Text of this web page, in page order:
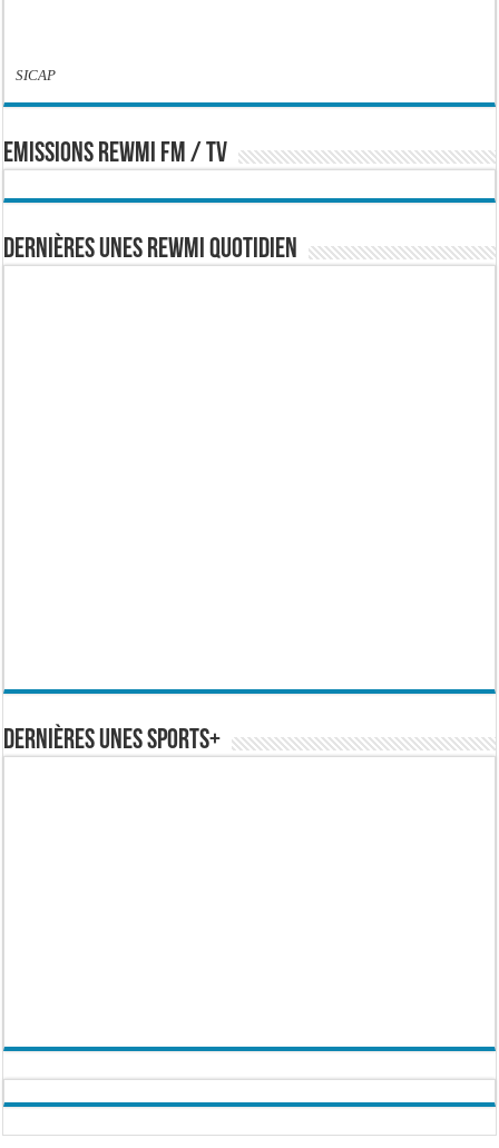
SICAP
EMISSIONS REWMI FM / TV
Dernières Unes Rewmi Quotidien
Dernières Unes Sports+